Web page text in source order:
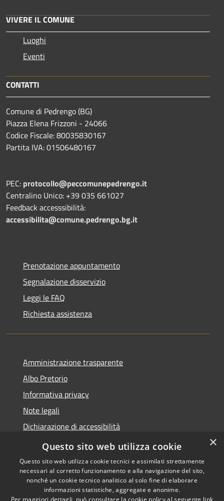
VIVERE IL COMUNE
Luoghi
Eventi
CONTATTI
Comune di Pedrengo (BG)
Piazza Elena Frizzoni - 24066
Codice Fiscale: 80035830167
Partita IVA: 01506480167
PEC: protocollo@peccomunepedrengo.it
Centralino Unico: +39 035 661027
Feedback accesssibilità:
accessibilita@comune.pedrengo.bg.it
Prenotazione appuntamento
Segnalazione disservizio
Leggi le FAQ
Richiesta assistenza
Amministrazione trasparente
Albo Pretorio
Informativa privacy
Note legali
Dichiarazione di accessibilità
Area riservata dipendenti
Copyright © 2026 • Comune di
×
Questo sito web utilizza cookie
Questo sito web utilizza cookie tecnici e assimilati strettamente
necessari al corretto funzionamento e alla navigazione del sito,
nonché un cookie tecnico analitico al solo fine di elaborare
informazioni statistiche, aggregate e anonime.
Per maggiori dettagli, può consultare la cookie policy al seguente link